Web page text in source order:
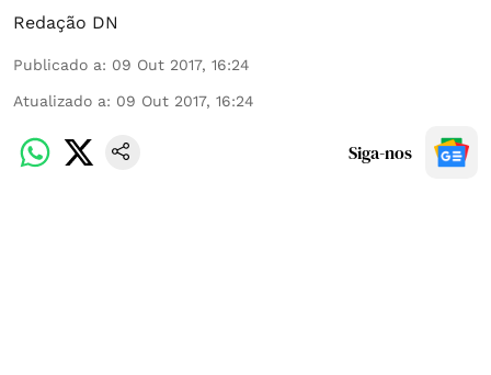
Redação DN
Publicado a: 09 Out 2017, 16:24
Atualizado a: 09 Out 2017, 16:24
Siga-nos